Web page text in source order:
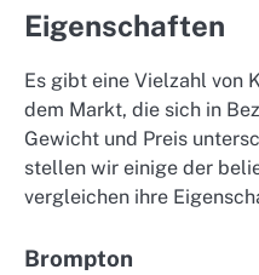
Eigenschaften
Es gibt eine Vielzahl von
dem Markt, die sich in
Gewicht und Preis
stellen wir einige der
vergleichen ihre
Brompton